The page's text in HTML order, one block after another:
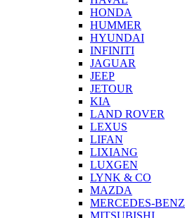
HONDA
HUMMER
HYUNDAI
INFINITI
JAGUAR
JEEP
JETOUR
KIA
LAND ROVER
LEXUS
LIFAN
LIXIANG
LUXGEN
LYNK & CO
MAZDA
MERCEDES-BENZ
MITSUBISHI